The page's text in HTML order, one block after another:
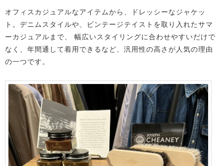
オフィスカジュアルなアイテムから、ドレッシーなジャケッ
ト。デニムスタイルや、ビンテージテイストを取り入れたサマ
ーカジュアルまで、
幅広いスタイリングに合わせやすいだけで
なく、年間通して着用できるなど、汎用性の高さが人気の理由
の一つです。